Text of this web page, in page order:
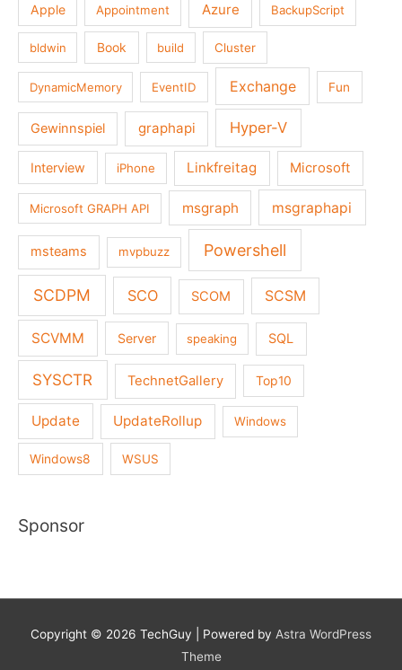
Apple Appointment Azure BackupScript
bldwin Book build Cluster
DynamicMemory EventID Exchange Fun
Gewinnspiel graphapi Hyper-V
Interview iPhone Linkfreitag Microsoft
Microsoft GRAPH API msgraph msgraphapi
msteams mvpbuzz Powershell
SCDPM SCO SCOM SCSM
SCVMM Server speaking SQL
SYSCTR TechnetGallery Top10
Update UpdateRollup Windows
Windows8 WSUS
Sponsor
Copyright © 2026 TechGuy | Powered by Astra WordPress
Theme